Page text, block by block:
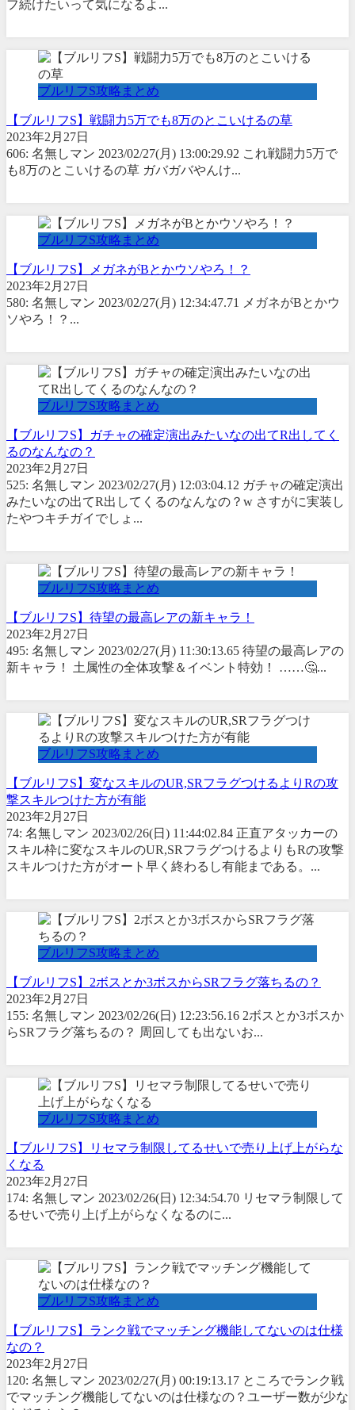
フ続けたいって気になるよ...
ブルリフS攻略まとめ
【ブルリフS】戦闘力5万でも8万のとこいけるの草
2023年2月27日
606: 名無しマン 2023/02/27(月) 13:00:29.92 これ戦闘力5万で
も8万のとこいけるの草 ガバガバやんけ...
ブルリフS攻略まとめ
【ブルリフS】メガネがBとかウソやろ！？
2023年2月27日
580: 名無しマン 2023/02/27(月) 12:34:47.71 メガネがBとかウ
ソやろ！？...
ブルリフS攻略まとめ
【ブルリフS】ガチャの確定演出みたいなの出てR出してく
るのなんなの？
2023年2月27日
525: 名無しマン 2023/02/27(月) 12:03:04.12 ガチャの確定演出
みたいなの出てR出してくるのなんなの？w さすがに実装し
たやつキチガイでしょ...
ブルリフS攻略まとめ
【ブルリフS】待望の最高レアの新キャラ！
2023年2月27日
495: 名無しマン 2023/02/27(月) 11:30:13.65 待望の最高レアの
新キャラ！ 土属性の全体攻撃＆イベント特効！ ……🤔...
ブルリフS攻略まとめ
【ブルリフS】変なスキルのUR,SRフラグつけるよりRの攻
撃スキルつけた方が有能
2023年2月27日
74: 名無しマン 2023/02/26(日) 11:44:02.84 正直アタッカーの
スキル枠に変なスキルのUR,SRフラグつけるよりもRの攻撃
スキルつけた方がオート早く終わるし有能まである。...
ブルリフS攻略まとめ
【ブルリフS】2ボスとか3ボスからSRフラグ落ちるの？
2023年2月27日
155: 名無しマン 2023/02/26(日) 12:23:56.16 2ボスとか3ボスか
らSRフラグ落ちるの？ 周回しても出ないお...
ブルリフS攻略まとめ
【ブルリフS】リセマラ制限してるせいで売り上げ上がらな
くなる
2023年2月27日
174: 名無しマン 2023/02/26(日) 12:34:54.70 リセマラ制限して
るせいで売り上げ上がらなくなるのに...
ブルリフS攻略まとめ
【ブルリフS】ランク戦でマッチング機能してないのは仕様
なの？
2023年2月27日
120: 名無しマン 2023/02/27(月) 00:19:13.17 ところでランク戦
でマッチング機能してないのは仕様なの？ユーザー数が少な